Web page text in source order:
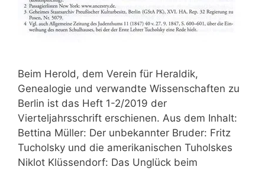
Beim Herold, dem Verein für Heraldik,
Genealogie und verwandte Wissenschaften zu
Berlin ist das Heft 1-2/2019 der
Vierteljahrsschrift erschienen. Aus dem Inhalt:
Bettina Müller: Der unbekannter Bruder: Fritz
Tucholsky und die amerikanischen Tuholskes
Niklot Klüssendorf: Das Unglück beim